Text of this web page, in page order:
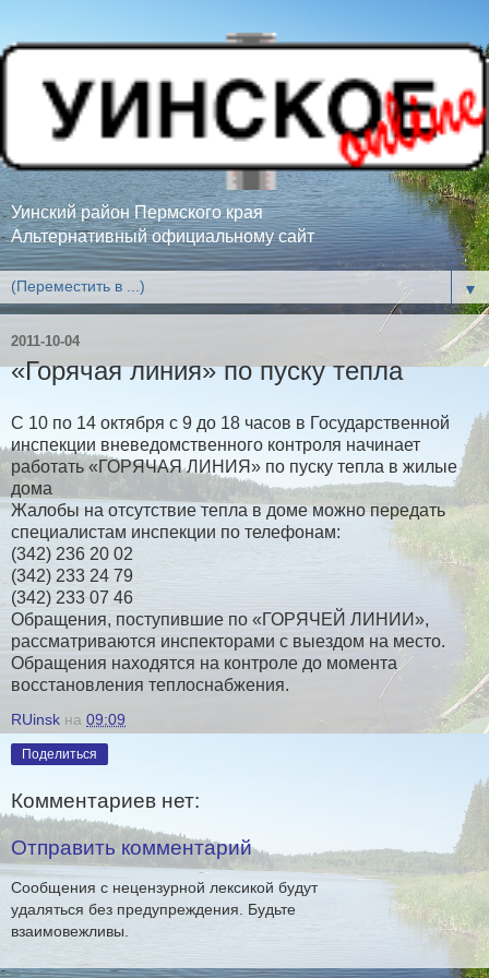
Уинский район Пермского края
Альтернативный официальному сайт
▼
2011-10-04
«Горячая линия» по пуску тепла
С 10 по 14 октября с 9 до 18 часов в Государственной
инспекции вневедомственного контроля начинает
работать «ГОРЯЧАЯ ЛИНИЯ» по пуску тепла в жилые
дома
Жалобы на отсутствие тепла в доме можно передать
специалистам инспекции по телефонам:
(342) 236 20 02
(342) 233 24 79
(342) 233 07 46
Обращения, поступившие по «ГОРЯЧЕЙ ЛИНИИ»,
рассматриваются инспекторами с выездом на место.
Обращения находятся на контроле до момента
восстановления теплоснабжения.
RUinsk на 09:09
Поделиться
Комментариев нет:
Отправить комментарий
Сообщения с нецензурной лексикой будут
удаляться без предупреждения. Будьте
взаимовежливы.